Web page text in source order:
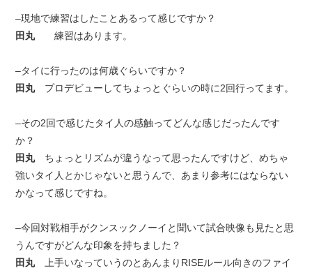
–現地で練習はしたことあるって感じですか？
田丸
練習はあります。
–タイに行ったのは何歳ぐらいですか？
田丸 プロデビューしてちょっとぐらいの時に2回行ってます。
–その2回で感じたタイ人の感触ってどんな感じだったんです
か？
田丸 ちょっとリズムが違うなって思ったんですけど、めちゃ
強いタイ人とかじゃないと思うんで、あまり参考にはならない
かなって感じですね。
–今回対戦相手がクンスックノーイと聞いて試合映像も見たと思
うんですがどんな印象を持ちました？
田丸
上手いなっていうのとあんまりRISEルール向きのファイ